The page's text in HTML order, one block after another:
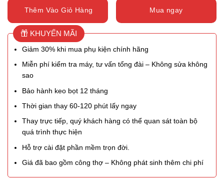
Thêm Vào Giỏ Hàng Mua ngay
KHUYẾN MÃI
Giảm 30% khi mua phụ kiện chính hãng
Miễn phí kiểm tra máy, tư vấn tổng đài – Không sửa không
sao
Bảo hành keo bọt 12 tháng
Thời gian thay 60-120 phút lấy ngay
Thay trực tiếp, quý khách hàng có thể quan sát toàn bộ
quá trình thực hiện
Hỗ trợ cài đặt phần mềm trọn đời.
Giá đã bao gồm công thợ – Không phát sinh thêm chi phí